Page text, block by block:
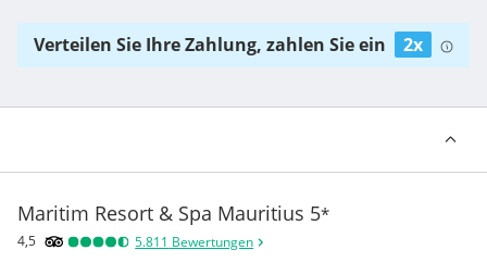
Verteilen Sie Ihre Zahlung, zahlen Sie ein 2x
Maritim Resort & Spa Mauritius 5*
4,5 5.811 Bewertungen